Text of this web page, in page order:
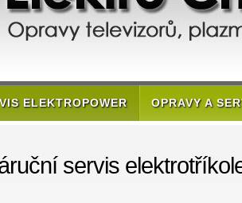
ELEKTROPOWER OPRAVY A
servis